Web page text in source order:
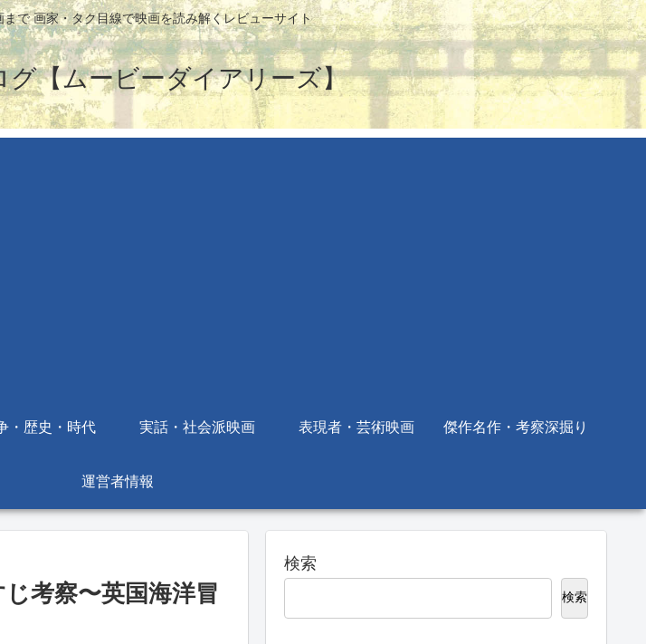
で 画家・タク目線で映画を読み解くレビューサイト
グ【ムービーダイアリーズ】
・歴史・時代 実話・社会派映画 表現者・芸術映画 傑作名作・考察深掘り
運営者情報
考察〜英国海洋冒
検索
検索